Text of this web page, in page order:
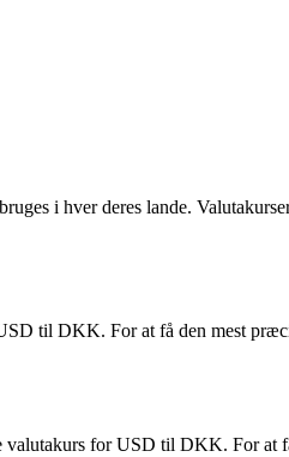
i hver deres lande.
til DKK. For at få den mest
for USD til DKK. For at